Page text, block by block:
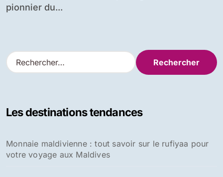
pionnier du...
R
e
r
e
r
Les destinations tendances
Monnaie maldivienne : tout savoir sur le rufiyaa pour
votre voyage aux Maldives